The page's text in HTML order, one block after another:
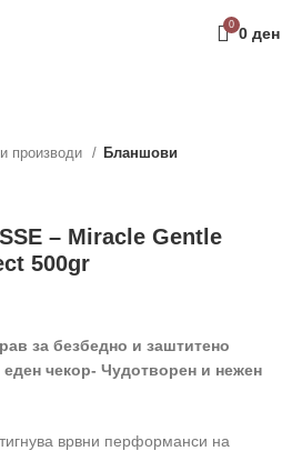
0 0 ден
производи Бланшови
– Miracle Gentle
500gr
за безбедно и заштитено
чекор- Чудотворен и нежен
врвни перформанси на